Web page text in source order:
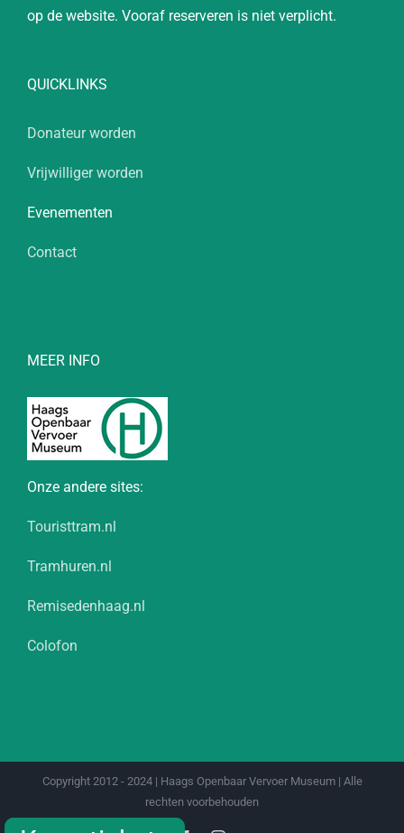
op de website. Vooraf reserveren is niet verplicht.
QUICKLINKS
Donateur worden
Vrijwilliger worden
Evenementen
Contact
MEER INFO
Onze andere sites:
Touristtram.nl
Tramhuren.nl
Remisedenhaag.nl
Colofon
Copyright 2012 - 2024 | Haags Openbaar Vervoer Museum | Alle
rechten voorbehouden